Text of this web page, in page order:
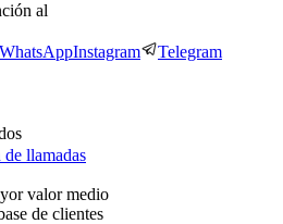
al
WhatsAppInstagram Telegram
llamadas
valor medio
de clientes